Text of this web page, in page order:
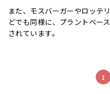
また、モスバーガーやロッテ
どでも同様に、プラントベー
されています。
1